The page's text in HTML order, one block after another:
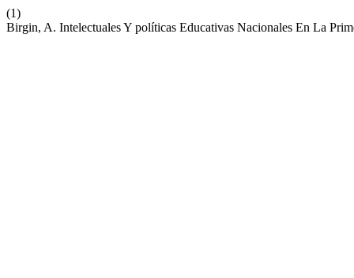
(1)
Birgin, A. Intelectuales Y políticas Educativas Nacionales En La